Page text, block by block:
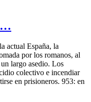
actual España, la
por los romanos, al
largo asedio. Los
colectivo e incendiar
en prisioneros. 953: en